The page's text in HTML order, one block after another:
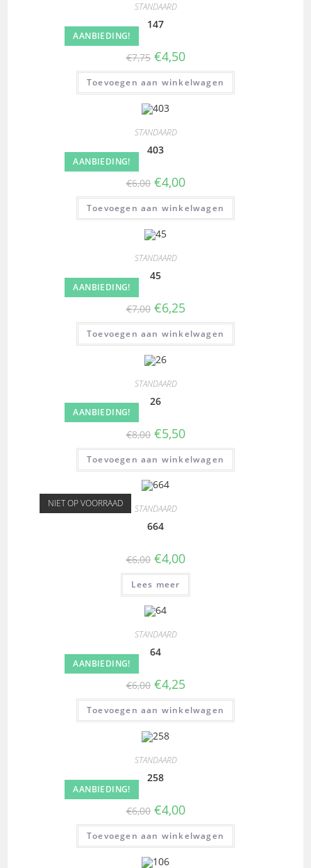
AANBIEDING!
STANDAARD
147
€7,75 €4,50
Toevoegen aan winkelwagen
AANBIEDING!
STANDAARD
403
€6,00 €4,00
Toevoegen aan winkelwagen
AANBIEDING!
STANDAARD
45
€7,00 €6,25
Toevoegen aan winkelwagen
AANBIEDING!
STANDAARD
26
€8,00 €5,50
Toevoegen aan winkelwagen
NIET OP VOORRAAD STANDAARD
664
€6,00 €4,00
Lees meer
AANBIEDING!
STANDAARD
64
€6,00 €4,25
Toevoegen aan winkelwagen
AANBIEDING!
STANDAARD
258
€6,00 €4,00
Toevoegen aan winkelwagen